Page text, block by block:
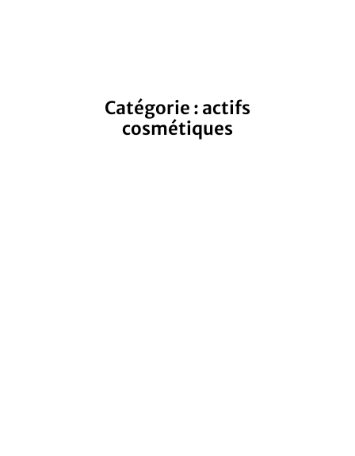
Catégorie : actifs
cosmétiques